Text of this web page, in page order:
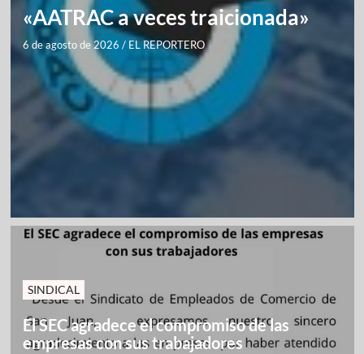
«AATRAC a veces traicionada»
6 de agosto de 2026 / EL REPORTERO
SINDICAL
El SEC agradece el compromiso de las
empresas con sus trabajadores